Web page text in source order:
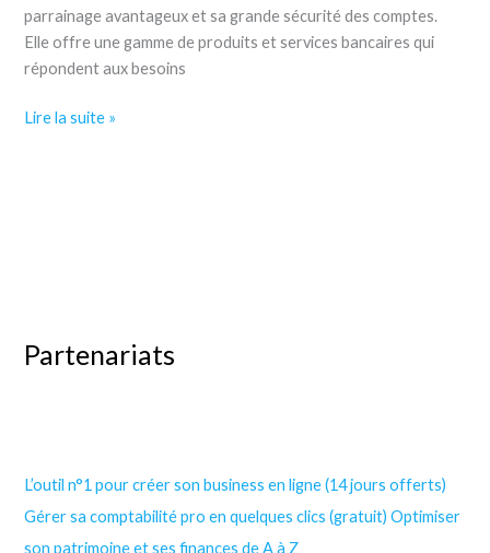
parrainage avantageux et sa grande sécurité des comptes.
Elle offre une gamme de produits et services bancaires qui
répondent aux besoins
Boursorama
Lire la suite »
Partenariats
L’outil n°1 pour créer son business en ligne (14 jours offerts)
Gérer sa comptabilité pro en quelques clics (gratuit)Optimiser
son patrimoine et ses finances de A à Z